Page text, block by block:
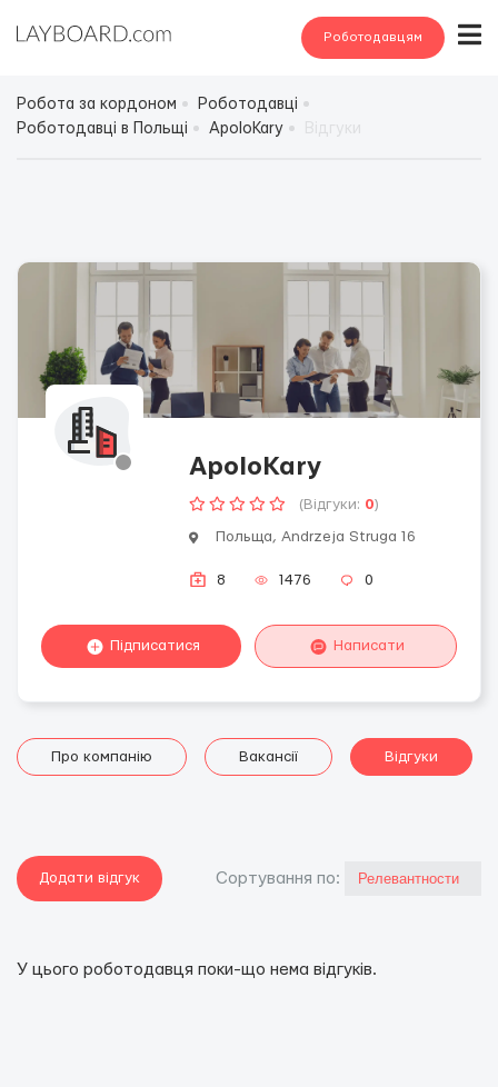
Роботодавцям
Робота за кордоном
Роботодавці
Роботодавці в Польщі
ApoloKary
ApoloKary
(Відгуки: 0)
Польща, Andrzeja Struga 16
8 1476 0
Підписатися Написати
Про компанію Вакансії Відгуки
Додати відгук Сортування по:
У цього роботодавця поки-що нема відгуків.